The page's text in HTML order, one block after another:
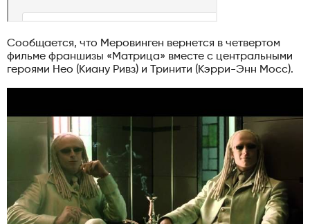
Сообщается, что Меровинген вернется в четвертом
фильме франшизы «Матрица» вместе с центральными
героями Нео (Киану Ривз) и Тринити (Кэрри-Энн Мосс).